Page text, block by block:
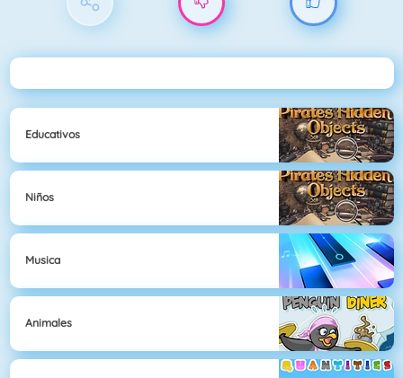
Educativos
Niños
Musica
Animales